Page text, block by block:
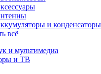
и конденсаторы
всё
и мультимедиа
и ТВ